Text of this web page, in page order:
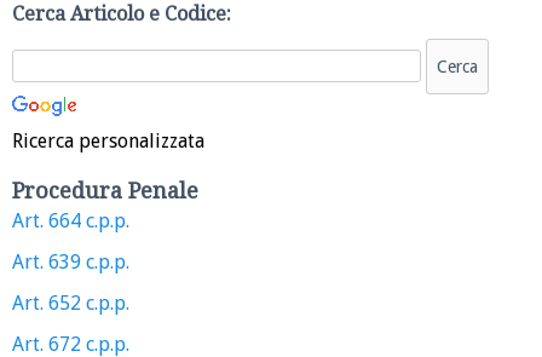
Cerca Articolo e Codice:
Ricerca personalizzata
Procedura Penale
Art. 664 c.p.p.
Art. 639 c.p.p.
Art. 652 c.p.p.
Art. 672 c.p.p.